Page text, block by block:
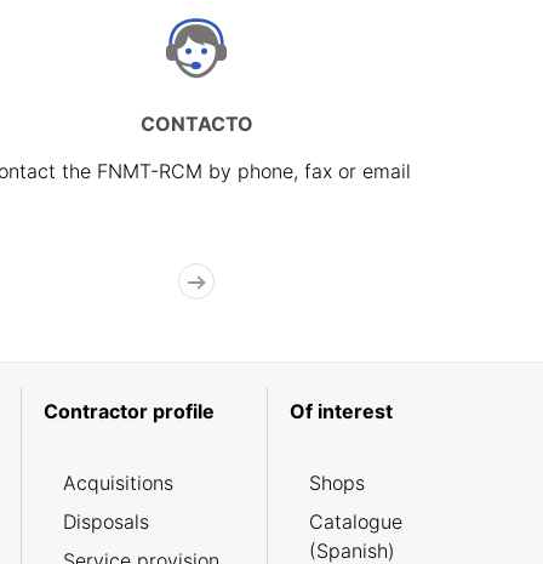
CONTACTO
the FNMT-RCM by phone, fax or email
Contractor profile
Acquisitions
Disposals
Of interest
Shops
Catalogue
(Spanish)